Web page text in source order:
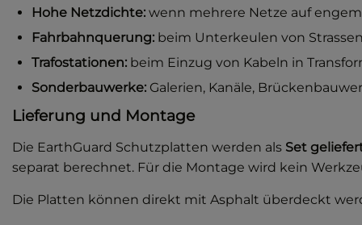
Hohe Netzdichte: wenn mehrere Netze auf
Fahrbahnquerung: beim Unterkeulen von
Trafostationen: beim Einzug von Kabeln in
Sonderbauwerke: Galerien, Kanäle,
Lieferung und Montage
Die EarthGuard Schutzplatten werden als Set
separat berechnet. Für die Montage wird kein
Die Platten können direkt mit Asphalt überdeckt